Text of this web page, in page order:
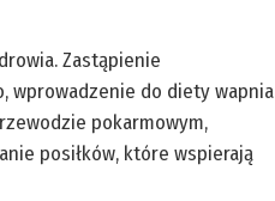
Zastąpienie
wprowadzenie do diety wapnia
pokarmowym,
posiłków, które wspierają